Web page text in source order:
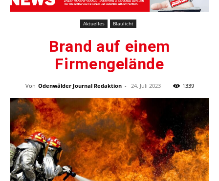
Aktuelles Blaulicht
Brand auf einem
Firmengelände
Von Odenwälder Journal Redaktion - 24. Juli 2023 1339